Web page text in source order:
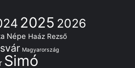
2025 2026
Népe Haáz Rezső
Magyarország
Simó